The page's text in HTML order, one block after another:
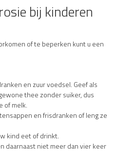
bij kinderen
of te beperken kunt u een
en zuur voedsel. Geef als
thee zonder suiker, dus
of melk.
en frisdranken of leng ze
kind eet of drinkt.
daarnaast niet meer dan vier keer